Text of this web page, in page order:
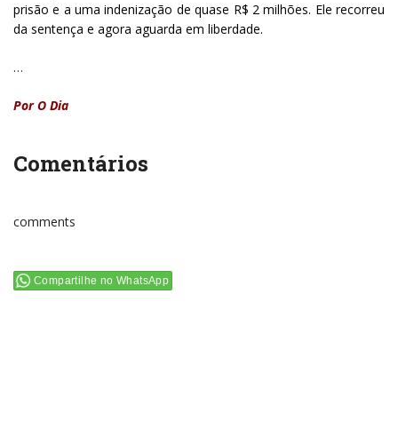
prisão e a uma indenização de quase R$ 2 milhões. Ele recorreu
da sentença e agora aguarda em liberdade.
…
Por O Dia
Comentários
comments
Compartilhe no WhatsApp